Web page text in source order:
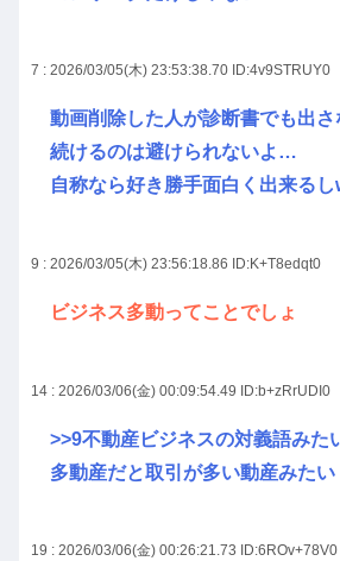
7 : 2026/03/05(木) 23:53:38.70 ID:4v9STRUY0
動画削除した人が診断書でも出
続けるのは避けられないよ…
自称なら好き勝手面白く出来るし
9 : 2026/03/05(木) 23:56:18.86 ID:K+T8edqt0
ビジネス多動ってことでしょ
14 : 2026/03/06(金) 00:09:54.49 ID:b+zRrUDI0
>>9不動産ビジネスの対義語みた
多動産だと取引が多い動産みたい
19 : 2026/03/06(金) 00:26:21.73 ID:6ROv+78V0